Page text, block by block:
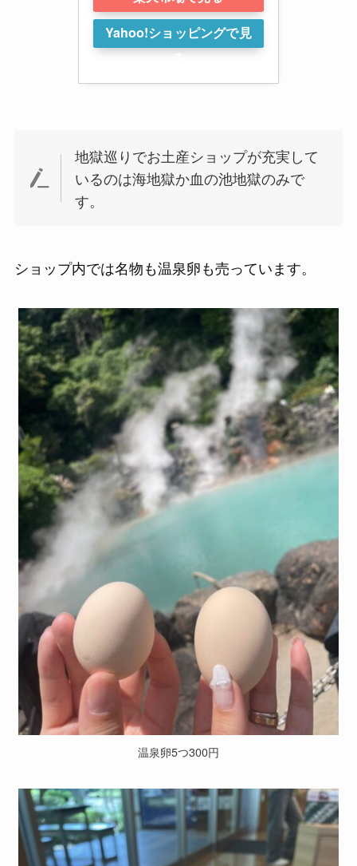
Yahoo!ショッピングで見
る
地獄巡りでお土産ショップが充実して
いるのは海地獄か血の池地獄のみで
す。
ショップ内では名物も温泉卵も売っています。
温泉卵5つ300円